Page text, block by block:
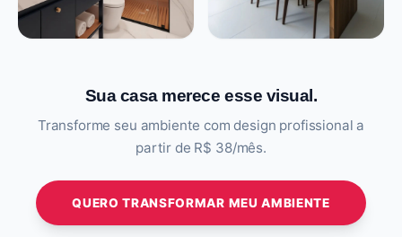
Sua casa merece esse visual.
Transforme seu ambiente com design profissional a
partir de R$ 38/mês.
QUERO TRANSFORMAR MEU AMBIENTE